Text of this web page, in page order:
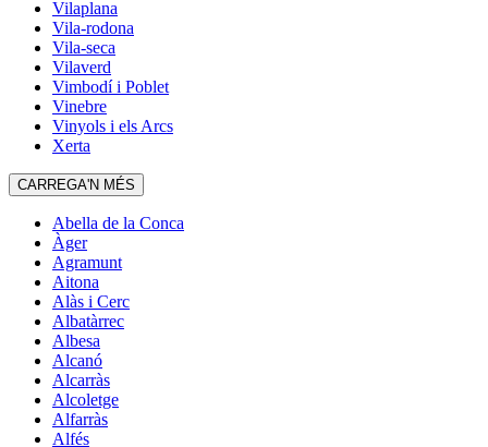
Vilaplana
Vila-rodona
Vila-seca
Vilaverd
Vimbodí i Poblet
Vinebre
Vinyols i els Arcs
Xerta
CARREGA'N MÉS
Abella de la Conca
Àger
Agramunt
Aitona
Alàs i Cerc
Albatàrrec
Albesa
Alcanó
Alcarràs
Alcoletge
Alfarràs
Alfés